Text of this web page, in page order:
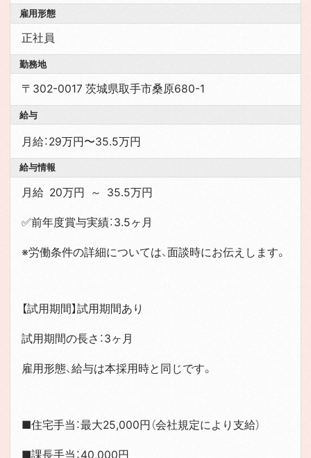
雇用形態
正社員
勤務地
〒302-0017 茨城県取手市桑原680-1
給与
月給：29万円〜35.5万円
給与情報
月給 20万円 ～ 35.5万円
✅前年度賞与実績：3.5ヶ月
※労働条件の詳細については、面談時にお伝えします。
【試用期間】試用期間あり
試用期間の長さ：3ヶ月
雇用形態、給与は本採用時と同じです。
■住宅手当：最大25,000円（会社規定により支給）
■課長手当：40,000円